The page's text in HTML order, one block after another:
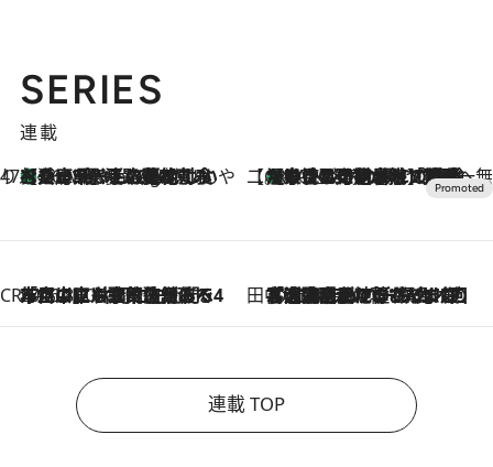
SERIES
連載
47都道府県の手みやげ ひんやりスイーツで夏を満喫
16 Minutes Ago
【兵庫県】この夏絶対食べたい 冷やしておいしいおやつ3選 淡路島の恵みをジェラートに集約 【CREA×星野リゾート】唯一無二。癒しと発見が待つ場所へ
2026.8.7
【トンボの足水浴】ヒノキの香りに包まれて涼感マックス！約13℃の湧水かけ流しを避暑地「星野温泉 トンボの湯」で体験
CREA'S CHOICE
2026.8.7
「立川にも歌舞伎があるんだよ」 片岡仁左衛門・市川中車ら豪華座組みで4年目の立川立飛歌舞伎へ 田中稲の勝手に再ブーム
2026.8.7
「湘南乃風に憧れて」観客大盛上がりの“タオル回し”に、ラッパー顔負けの高速歌唱まで…さだまさし（74）のアグレッシブすぎる現在地
連載 TOP